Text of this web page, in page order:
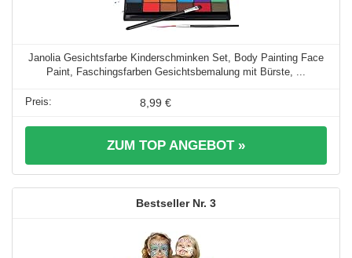
Janolia Gesichtsfarbe Kinderschminken Set, Body Painting Face
Paint, Faschingsfarben Gesichtsbemalung mit Bürste, ...
8,99 €
ZUM TOP ANGEBOT »
3